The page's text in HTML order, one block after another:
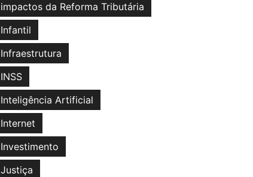
impactos da Reforma Tributária
Infantil
Infraestrutura
INSS
Inteligência Artificial
Internet
Investimento
Justiça